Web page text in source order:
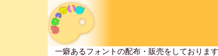
一癖あるフォントの配布・販売をしておりま